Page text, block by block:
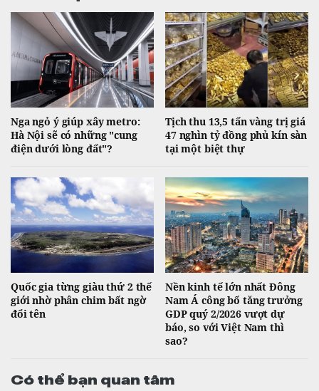
Nga ngỏ ý giúp xây metro:
Hà Nội sẽ có những "cung
điện dưới lòng đất"?
Tịch thu 13,5 tấn vàng trị giá
47 nghìn tỷ đồng phủ kín sàn
tại một biệt thự
Quốc gia từng giàu thứ 2 thế
giới nhờ phân chim bất ngờ
đổi tên
Nền kinh tế lớn nhất Đông
Nam Á công bố tăng trưởng
GDP quý 2/2026 vượt dự
báo, so với Việt Nam thì
sao?
Có thể bạn quan tâm